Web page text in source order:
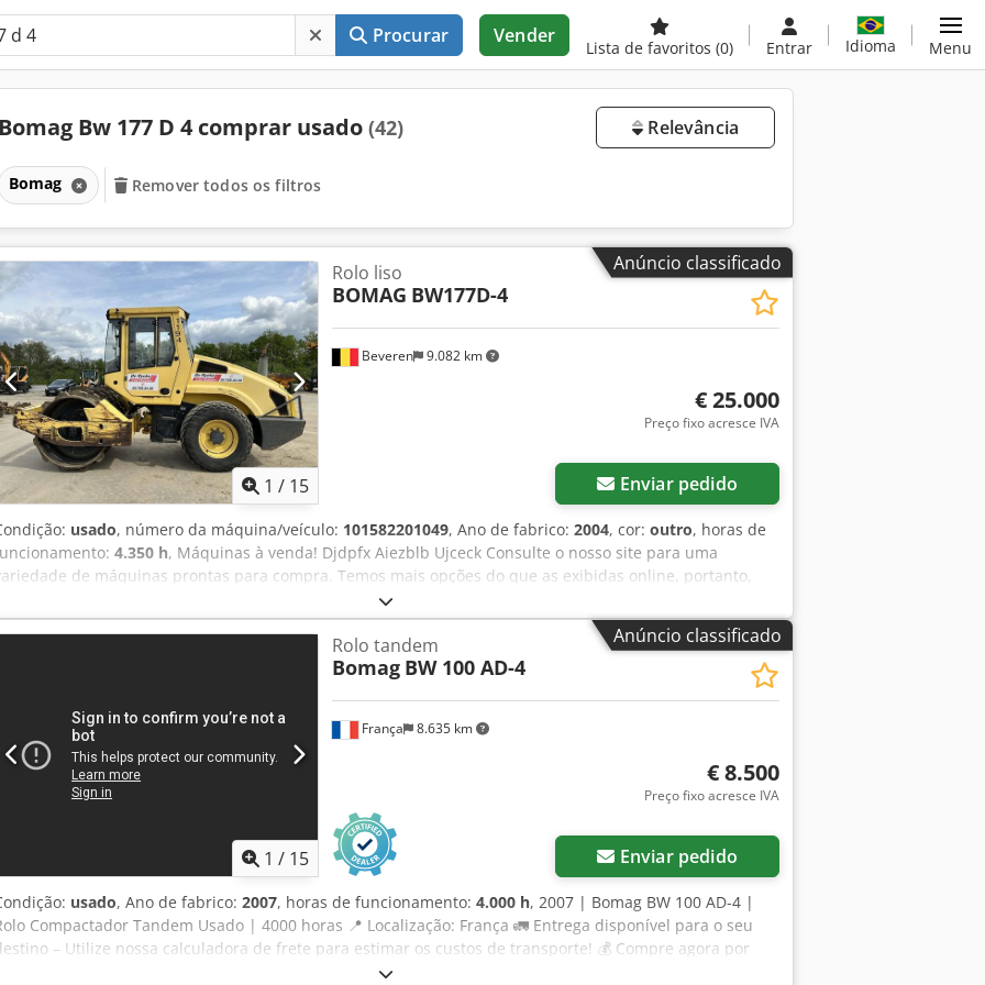
Procurar Vender
Lista de favoritos (0) Entrar Idioma Menu
Bomag Bw 177 D 4 comprar usado (42) Relevância
Bomag Remover todos os filtros
Anúncio classificado
1 / 15
Beveren 9.082 km
Rolo liso
BOMAG BW177D-4
€ 25.000
Preço fixo acresce IVA
Enviar pedido
usado, número da máquina/veículo: 101582201049, Ano de fabrico: 2004, cor: outro, horas de
4.350 h, Máquinas à venda! Djdpfx Aiezblb Ujceck Consulte o nosso site para uma
de máquinas prontas para compra. Temos mais opções do que as exibidas online, portanto,
sinta-se à vontade para nos ligar ou enviar um e-mail a qualquer momento. Todas as nossas máquinas
totalmente revisadas e verificadas quanto à confiabilidade. Precisa de fotos? Basta nos contactar e as
enviaremos prontamente. Prestamos assistência em holandês, inglês, francês, alemão, espanhol e russo.
Descubra a nossa ampla gama de máquinas confiáveis.
Anúncio classificado
1 / 15
França 8.635 km
Rolo tandem
Bomag BW 100 AD-4
€ 8.500
Preço fixo acresce IVA
Enviar pedido
usado, Ano de fabrico: 2007, horas de funcionamento: 4.000 h, 2007 | Bomag BW 100 AD-4 |
Compactador Tandem Usado | 4000 horas 📍 Localização: França 🚛 Entrega disponível para o seu
– Utilize nossa calculadora de frete para estimar os custos de transporte! 💰 Compre agora por
EUR 8.500 ou faça uma proposta. Pagamento na entrega disponível por uma taxa acessível (sujeito a